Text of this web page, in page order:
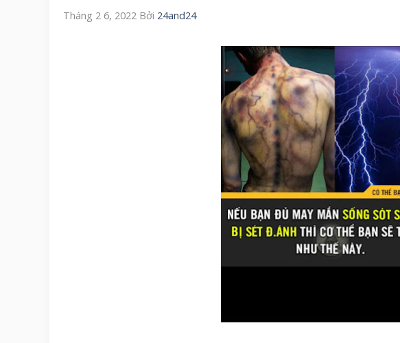
Tháng 2 6, 2022 Bởi 24and24